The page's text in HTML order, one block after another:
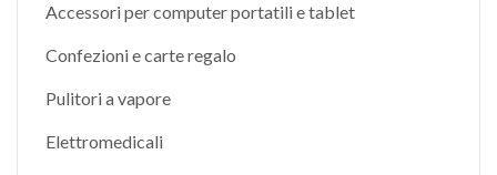
Accessori per computer portatili e tablet
Confezioni e carte regalo
Pulitori a vapore
Elettromedicali